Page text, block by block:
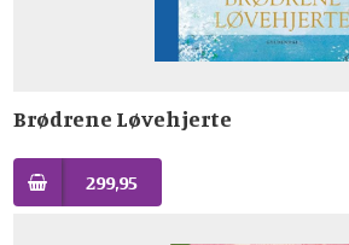
Brødrene Løvehjerte
299,95